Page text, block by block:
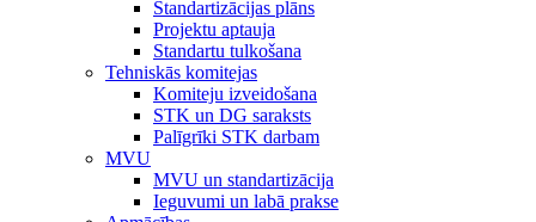
Standartizācijas plāns
Projektu aptauja
Standartu tulkošana
Tehniskās komitejas
Komiteju izveidošana
STK un DG saraksts
Palīgrīki STK darbam
MVU
MVU un standartizācija
Ieguvumi un labā prakse